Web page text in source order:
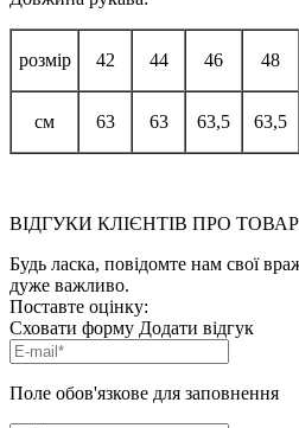
розмір 42 44 46 48
см 63 63 63,5 63,5
ВІДГУКИ КЛІЄНТІВ ПРО ТОВАР
Будь ласка, повідомте нам свої
дуже важливо.
Поставте оцінку:
Сховати форму Додати відгук
Поле обов'язкове для заповнення